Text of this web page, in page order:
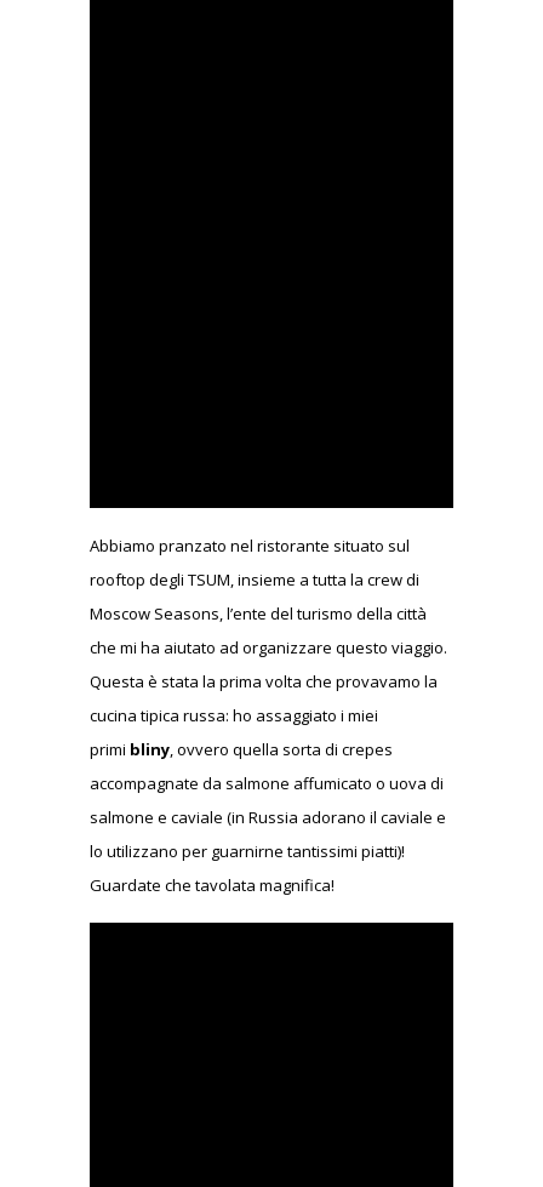
Abbiamo pranzato nel ristorante situato sul
rooftop degli TSUM, insieme a tutta la crew di
Moscow Seasons, l’ente del turismo della città
che mi ha aiutato ad organizzare questo viaggio.
Questa è stata la prima volta che provavamo la
cucina tipica russa: ho assaggiato i miei
primi bliny, ovvero quella sorta di crepes
accompagnate da salmone affumicato o uova di
salmone e caviale (in Russia adorano il caviale e
lo utilizzano per guarnirne tantissimi piatti)!
Guardate che tavolata magnifica!